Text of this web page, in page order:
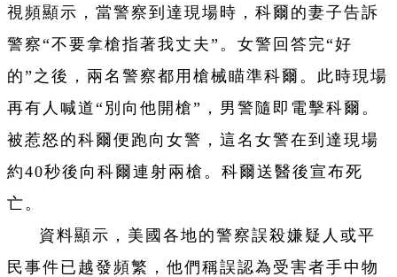
視頻顯示，當警察到達現場時，科爾的妻子告訴
警察“不要拿槍指著我丈夫”。女警回答完“好
的”之後，兩名警察都用槍械瞄準科爾。此時現場
再有人喊道“別向他開槍”，男警隨即電擊科爾。
被惹怒的科爾便跑向女警，這名女警在到達現場
約40秒後向科爾連射兩槍。科爾送醫後宣布死
亡。
資料顯示，美國各地的警察誤殺嫌疑人或平
民事件已越發頻繁，他們稱誤認為受害者手中物